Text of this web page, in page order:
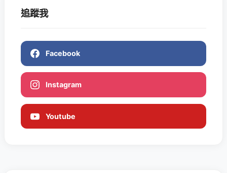
追蹤我
Facebook
Instagram
Youtube